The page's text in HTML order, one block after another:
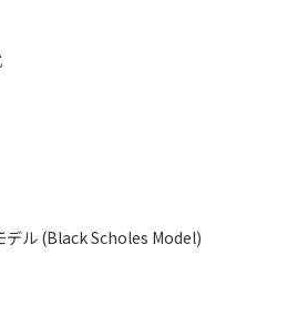
デル (Black Scholes Model)